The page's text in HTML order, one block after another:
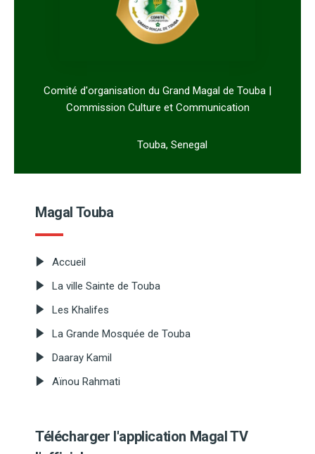
Comité d'organisation du Grand Magal de Touba |
Commission Culture et Communication
Touba, Senegal
Magal Touba
Accueil
La ville Sainte de Touba
Les Khalifes
La Grande Mosquée de Touba
Daaray Kamil
Aïnou Rahmati
Télécharger l'application Magal TV